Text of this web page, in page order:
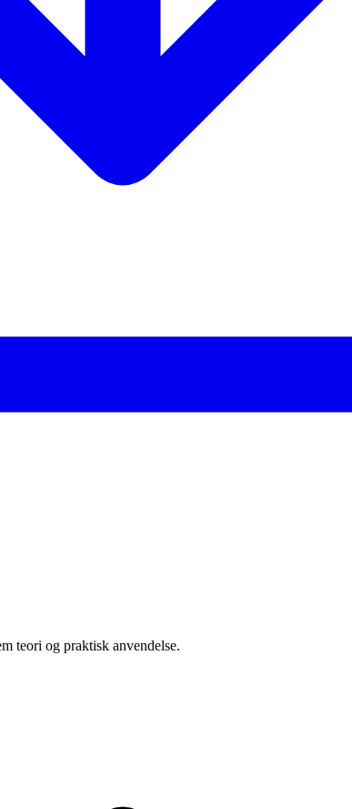
teori og praktisk anvendelse.